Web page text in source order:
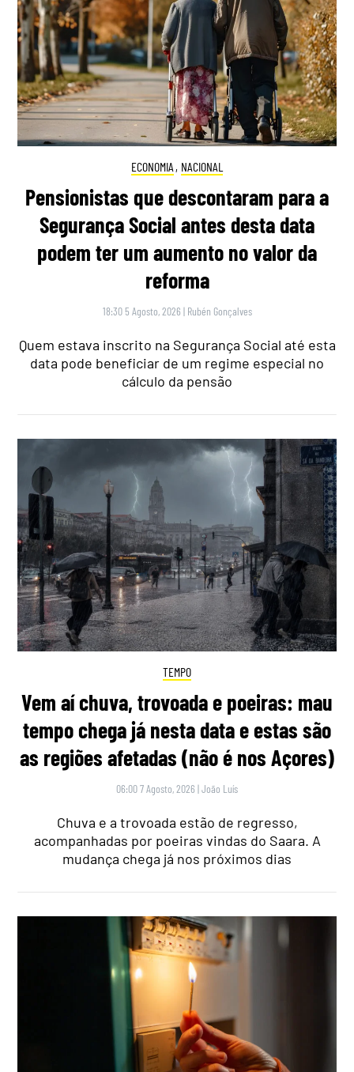
ECONOMIA , NACIONAL
Pensionistas que descontaram para a
Segurança Social antes desta data
podem ter um aumento no valor da
reforma
18:30 5 Agosto, 2026 | Rubén Gonçalves
Quem estava inscrito na Segurança Social até esta
data pode beneficiar de um regime especial no
cálculo da pensão
TEMPO
Vem aí chuva, trovoada e poeiras: mau
tempo chega já nesta data e estas são
as regiões afetadas (não é nos Açores)
06:00 7 Agosto, 2026 |João Luís
Chuva e a trovoada estão de regresso,
acompanhadas por poeiras vindas do Saara. A
mudança chega já nos próximos dias